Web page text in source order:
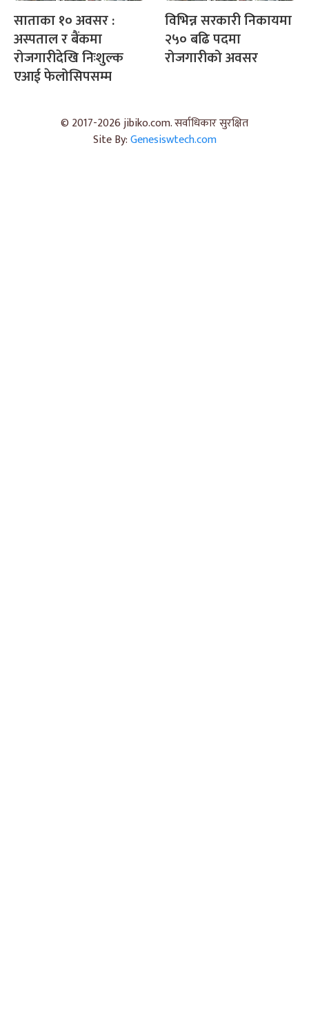
साताका १० अवसर :
अस्पताल र बैंकमा
रोजगारीदेखि निःशुल्क
एआई फेलोसिपसम्म
विभिन्न सरकारी निकायमा
२५० बढि पदमा
रोजगारीको अवसर
© 2017-2026 jibiko.com. सर्वाधिकार सुरक्षित
Site By:Genesiswtech.com